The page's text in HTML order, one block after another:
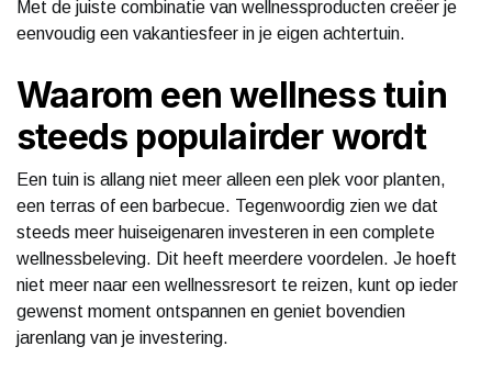
Met de juiste combinatie van wellnessproducten creëer je
eenvoudig een vakantiesfeer in je eigen achtertuin.
Waarom een wellness tuin
steeds populairder wordt
Een tuin is allang niet meer alleen een plek voor planten,
een terras of een barbecue. Tegenwoordig zien we dat
steeds meer huiseigenaren investeren in een complete
wellnessbeleving. Dit heeft meerdere voordelen. Je hoeft
niet meer naar een wellnessresort te reizen, kunt op ieder
gewenst moment ontspannen en geniet bovendien
jarenlang van je investering.